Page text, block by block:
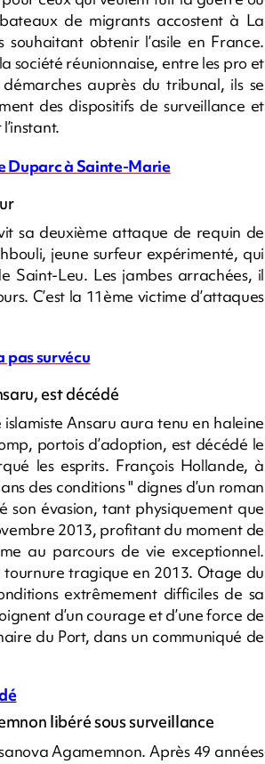
de migrants accostent à La
obtenir l’asile en France.
société réunionnaise, entre les pro et
auprès du tribunal, ils se
des dispositifs de surveillance et
Duparc à Sainte-Marie
sa deuxième attaque de requin de
jeune surfeur expérimenté, qui
Saint-Leu. Les jambes arrachées, il
C’est la 11ème victime d’attaques
pas survécu
est décédé
Ansaru aura tenu en haleine
portois d’adoption, est décédé le
les esprits. François Hollande, à
des conditions " dignes d’un roman
son évasion, tant physiquement que
2013, profitant du moment de
au parcours de vie exceptionnel.
tournure tragique en 2013. Otage du
extrêmement difficiles de sa
d’un courage et d’une force de
du Port, dans un communiqué de
libéré sous surveillance
Agamemnon. Après 49 années